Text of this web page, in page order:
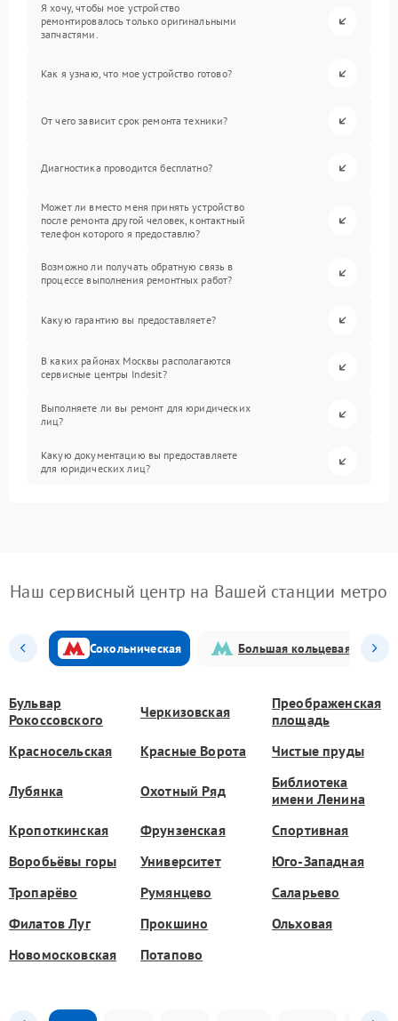
Я хочу, чтобы мое устройство
ремонтировалось только оригинальными
запчастями.
Как я узнаю, что мое устройство готово?
От чего зависит срок ремонта техники?
Диагностика проводится бесплатно?
Может ли вместо меня принять устройство
после ремонта другой человек, контактный
телефон которого я предоставлю?
Возможно ли получать обратную связь в
процессе выполнения ремонтных работ?
Какую гарантию вы предоставляете?
В каких районах Москвы располагаются
сервисные центры Indesit?
Выполняете ли вы ремонт для юридических
лиц?
Какую документацию вы предоставляете
для юридических лиц?
Наш сервисный центр на Вашей станции метро
Сокольническая Большая кольцевая
Бульвар
Рокоссовского
Черкизовская
Преображенская
площадь
Красносельская
Красные Ворота Чистые пруды
Лубянка Охотный Ряд
Библиотека
имени Ленина
Кропоткинская
Фрунзенская
Спортивная
Воробьёвы горы
Университет
Юго-Западная
Тропарёво
Румянцево
Саларьево
Филатов Луг
Прокшино
Ольховая
Новомосковская
Потапово